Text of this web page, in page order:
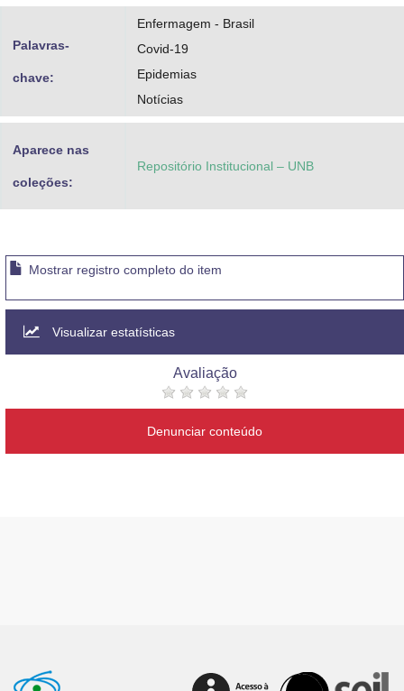
Palavras-
chave:
Enfermagem - Brasil
Covid-19
Epidemias
Notícias
Aparece nas
coleções:
Repositório Institucional – UNB
Mostrar registro completo do item
Visualizar estatísticas
Avaliação
Denunciar conteúdo